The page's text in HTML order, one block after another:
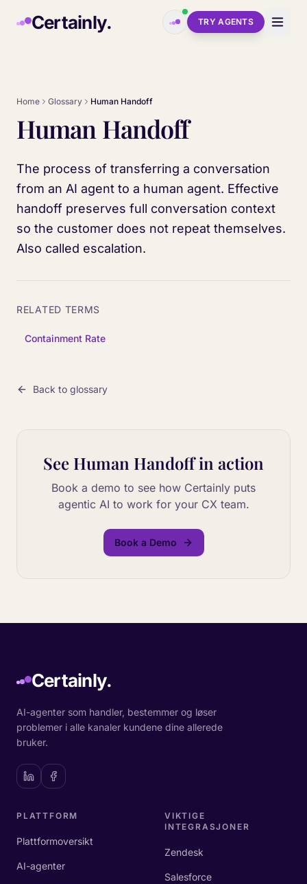
Certainly. TRY AGENTS
Home Glossary Human Handoff
Human Handoff
The process of transferring a conversation
from an AI agent to a human agent. Effective
handoff preserves full conversation context
so the customer does not repeat themselves.
Also called escalation.
RELATED TERMS
Containment Rate
Back to glossary
See Human Handoffin action
Book a demo to see how Certainly puts
agentic AI to work for your CX team.
Book a Demo
Certainly.
AI-agenter som handler, bestemmer og løser
problemer i alle kanaler kundene dine allerede
bruker.
PLATTFORM
Plattformoversikt
AI-agenter
VIKTIGE
INTEGRASJONER
Zendesk
Salesforce